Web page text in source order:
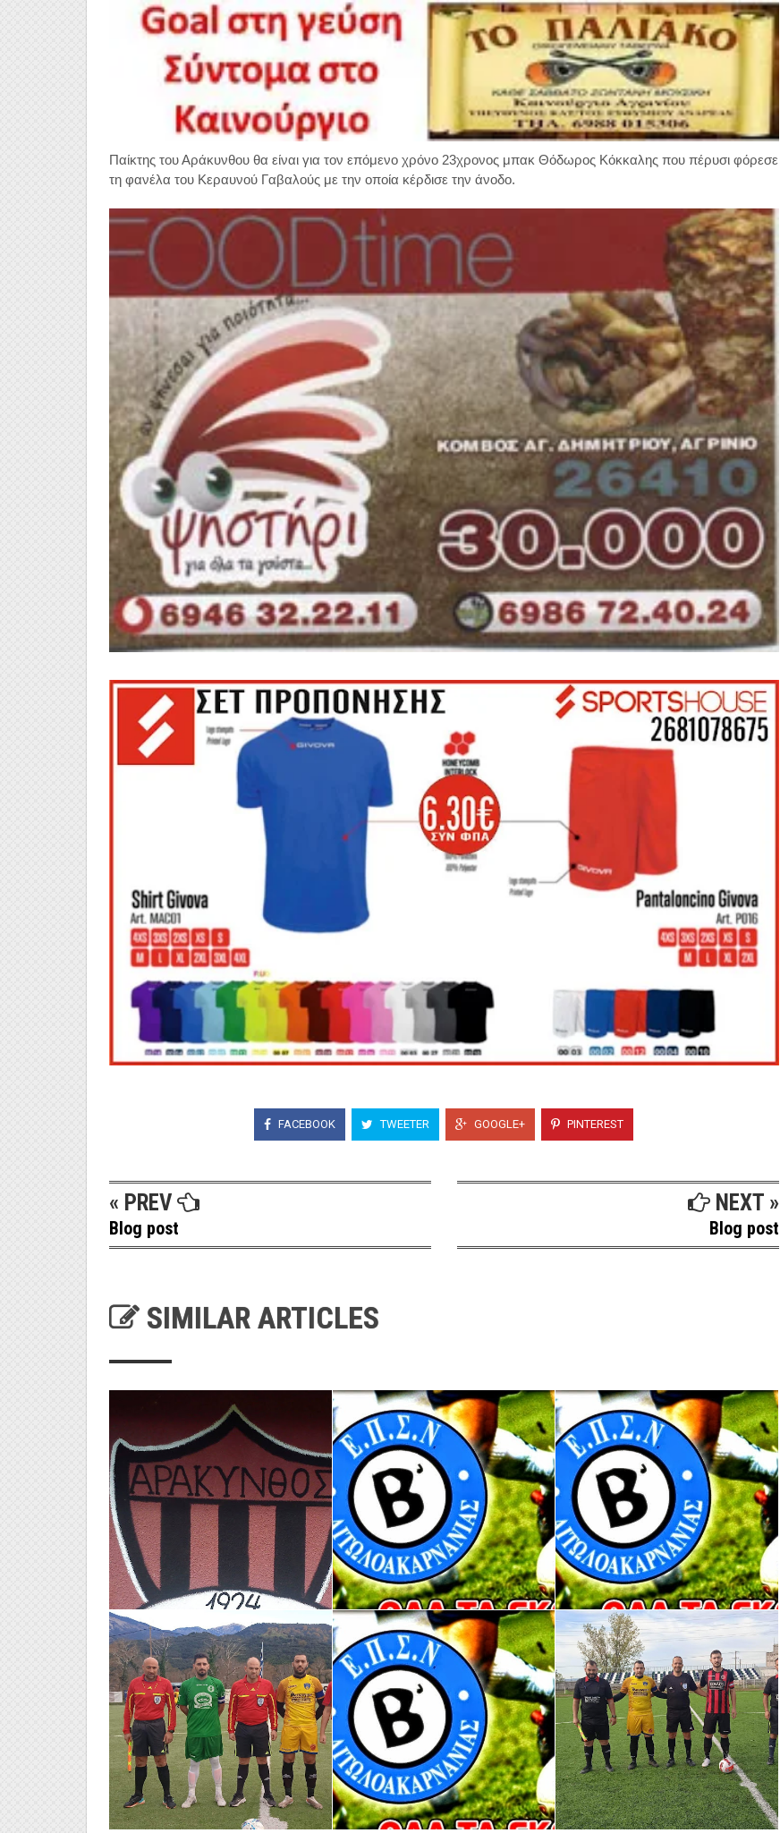
Παίκτης του Αράκυνθου θα είναι για τον επόμενο χρόνο 23χρονος μπακ Θόδωρος Κόκκαλης που πέρυσι φόρεσε
τη φανέλα του Κεραυνού Γαβαλούς με την οποία κέρδισε την άνοδο.
FACEBOOK TWEETER GOOGLE+ PINTEREST
« PREV
Blog post
NEXT »
Blog post
SIMILAR ARTICLES